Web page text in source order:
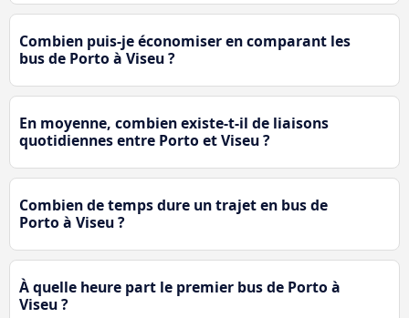
Combien puis-je économiser en comparant les
bus de Porto à Viseu ?
En moyenne, combien existe-t-il de liaisons
quotidiennes entre Porto et Viseu ?
Combien de temps dure un trajet en bus de
Porto à Viseu ?
À quelle heure part le premier bus de Porto à
Viseu ?